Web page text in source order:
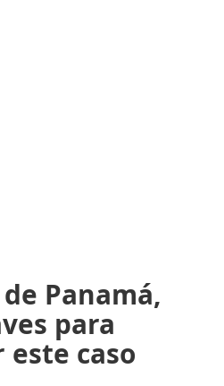
Panamá,
para
caso